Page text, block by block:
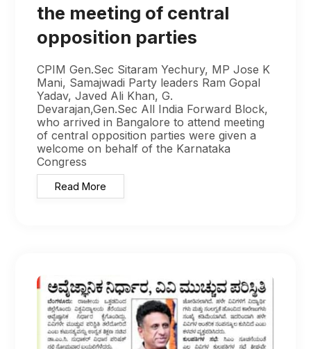
the meeting of central
opposition parties
CPIM Gen.Sec Sitaram Yechury, MP Jose K
Mani, Samajwadi Party leaders Ram Gopal
Yadav, Javed Ali Khan, G.
Devarajan,Gen.Sec All India Forward Block,
who arrived in Bangalore to attend meeting
of central opposition parties were given a
welcome on behalf of the Karnataka
Congress
Read More